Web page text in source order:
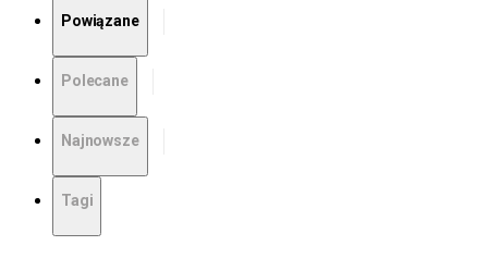
Powiązane
Polecane
Najnowsze
Tagi